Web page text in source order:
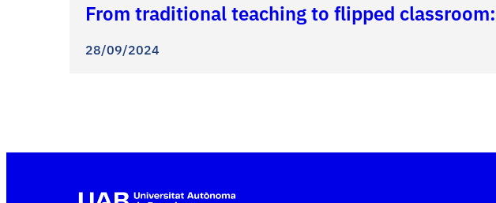
From traditional teaching to flipped
28/09/2024